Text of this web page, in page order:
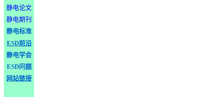
静电论文
静电期刊
静电标准
ESD前沿
静电学会
ESD问题
网站链接